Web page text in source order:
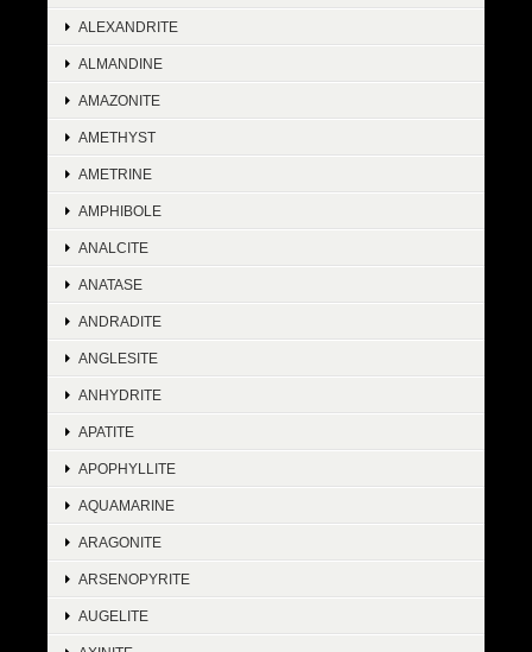
ALEXANDRITE
ALMANDINE
AMAZONITE
AMETHYST
AMETRINE
AMPHIBOLE
ANALCITE
ANATASE
ANDRADITE
ANGLESITE
ANHYDRITE
APATITE
APOPHYLLITE
AQUAMARINE
ARAGONITE
ARSENOPYRITE
AUGELITE